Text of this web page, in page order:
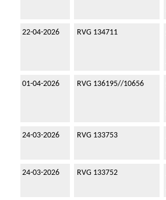
22-04-2026 RVG 134711
01-04-2026 RVG 136195//10656
24-03-2026 RVG 133753
24-03-2026 RVG 133752